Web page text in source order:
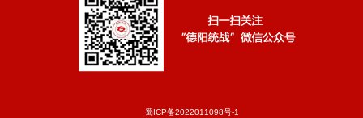
蜀ICP备2022011098号-1